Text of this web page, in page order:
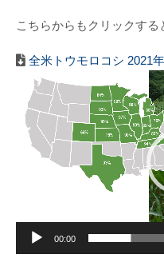
こちらからもクリックする
全米トウモロコシ 2021
プ
00:00